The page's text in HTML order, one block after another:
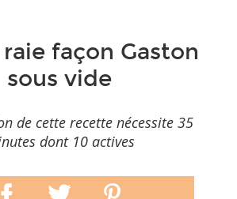
façon Gaston
sous vide
de cette recette nécessite 35
dont 10 actives